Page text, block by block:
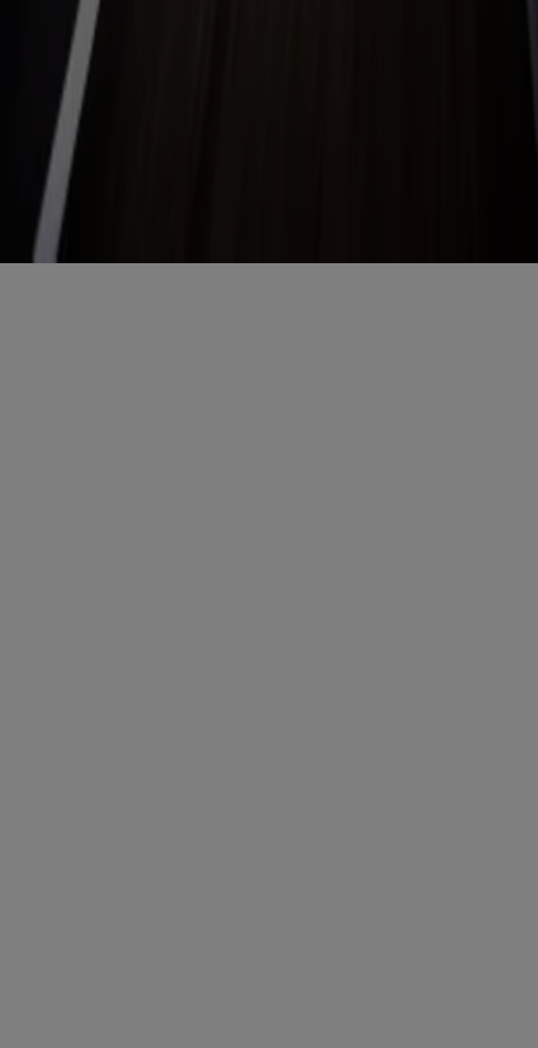
Copyright © Tiendeo ® 2026 · Shopfully Marketing S.L.U. –
Palau de Mar – 08039 Barcelona, Spain
Bedingungen und Konditionen
Cookies verwalten